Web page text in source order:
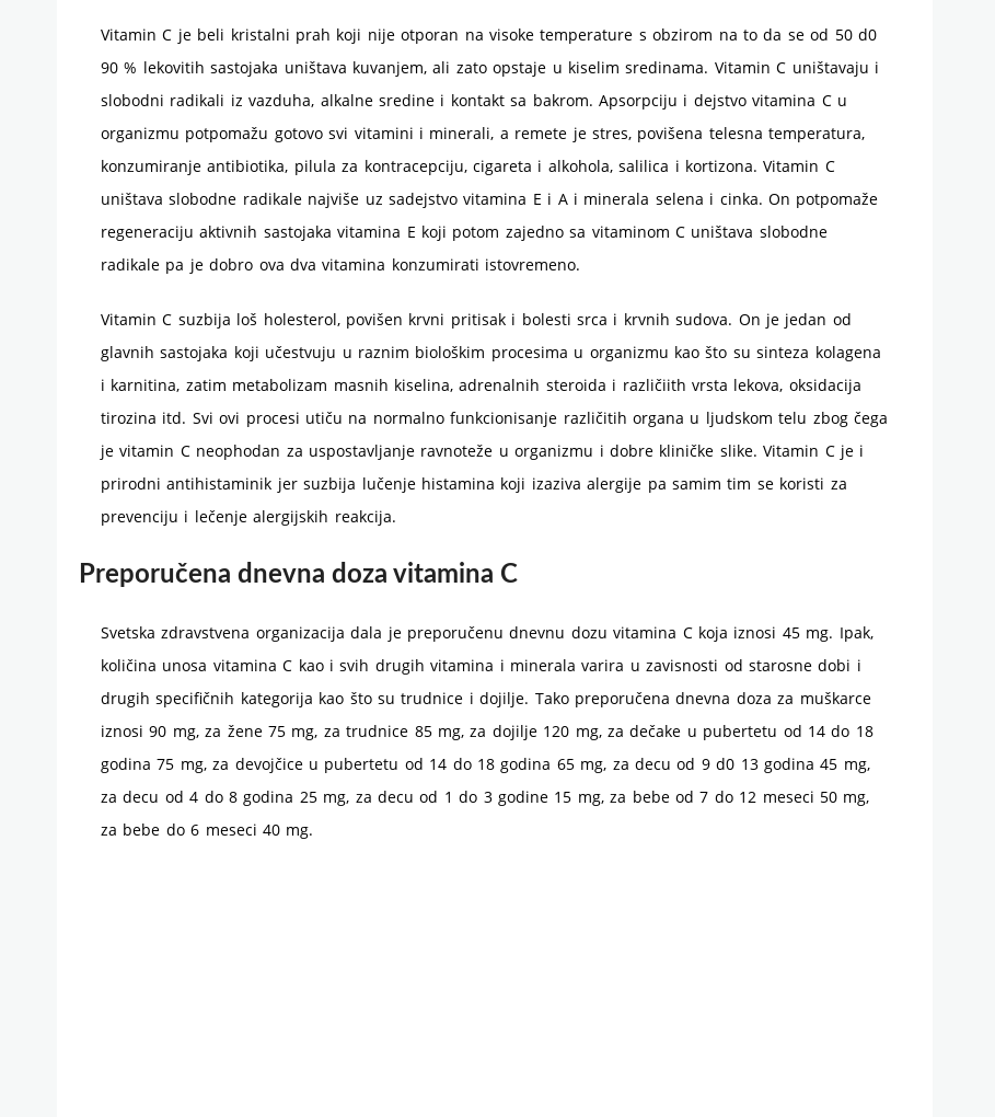
Vitamin C je beli kristalni prah koji nije otporan na visoke temperature s obzirom na to da se od 50 d0
90 % lekovitih sastojaka uništava kuvanjem, ali zato opstaje u kiselim sredinama. Vitamin C uništavaju i
slobodni radikali iz vazduha, alkalne sredine i kontakt sa bakrom. Apsorpciju i dejstvo vitamina C u
organizmu potpomažu gotovo svi vitamini i minerali, a remete je stres, povišena telesna temperatura,
konzumiranje antibiotika, pilula za kontracepciju, cigareta i alkohola, salilica i kortizona. Vitamin C
uništava slobodne radikale najviše uz sadejstvo vitamina E i A i minerala selena i cinka. On potpomaže
regeneraciju aktivnih sastojaka vitamina E koji potom zajedno sa vitaminom C uništava slobodne
radikale pa je dobro ova dva vitamina konzumirati istovremeno.
Vitamin C suzbija loš holesterol, povišen krvni pritisak i bolesti srca i krvnih sudova. On je jedan od
glavnih sastojaka koji učestvuju u raznim biološkim procesima u organizmu kao što su sinteza kolagena
i karnitina, zatim metabolizam masnih kiselina, adrenalnih steroida i različiith vrsta lekova, oksidacija
tirozina itd. Svi ovi procesi utiču na normalno funkcionisanje različitih organa u ljudskom telu zbog čega
je vitamin C neophodan za uspostavljanje ravnoteže u organizmu i dobre kliničke slike. Vitamin C je i
prirodni antihistaminik jer suzbija lučenje histamina koji izaziva alergije pa samim tim se koristi za
prevenciju i lečenje alergijskih reakcija.
Preporučena dnevna doza vitamina C
Svetska zdravstvena organizacija dala je preporučenu dnevnu dozu vitamina C koja iznosi 45 mg. Ipak,
količina unosa vitamina C kao i svih drugih vitamina i minerala varira u zavisnosti od starosne dobi i
drugih specifičnih kategorija kao što su trudnice i dojilje. Tako preporučena dnevna doza za muškarce
iznosi 90 mg, za žene 75 mg, za trudnice 85 mg, za dojilje 120 mg, za dečake u pubertetu od 14 do 18
godina 75 mg, za devojčice u pubertetu od 14 do 18 godina 65 mg, za decu od 9 d0 13 godina 45 mg,
za decu od 4 do 8 godina 25 mg, za decu od 1 do 3 godine 15 mg, za bebe od 7 do 12 meseci 50 mg,
za bebe do 6 meseci 40 mg.